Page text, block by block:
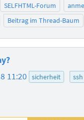
SELFHTML-Forum
Beitrag im Thread-Baum
11:20 sicherheit
ssh